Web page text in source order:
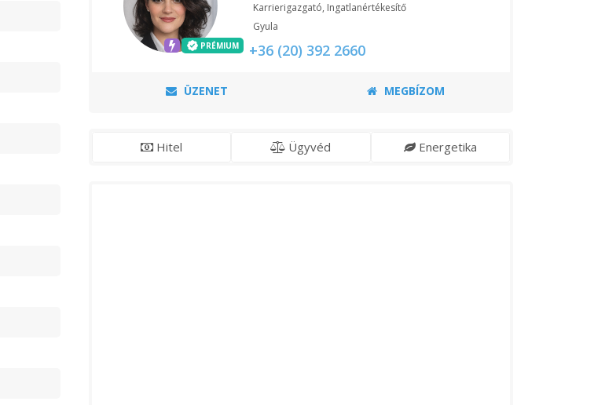
PRÉMIUM
Karrierigazgató, Ingatlanértékesítő
Gyula
+36 (20) 392 2660
ÜZENET MEGBÍZOM
Hitel Ügyvéd Energetika